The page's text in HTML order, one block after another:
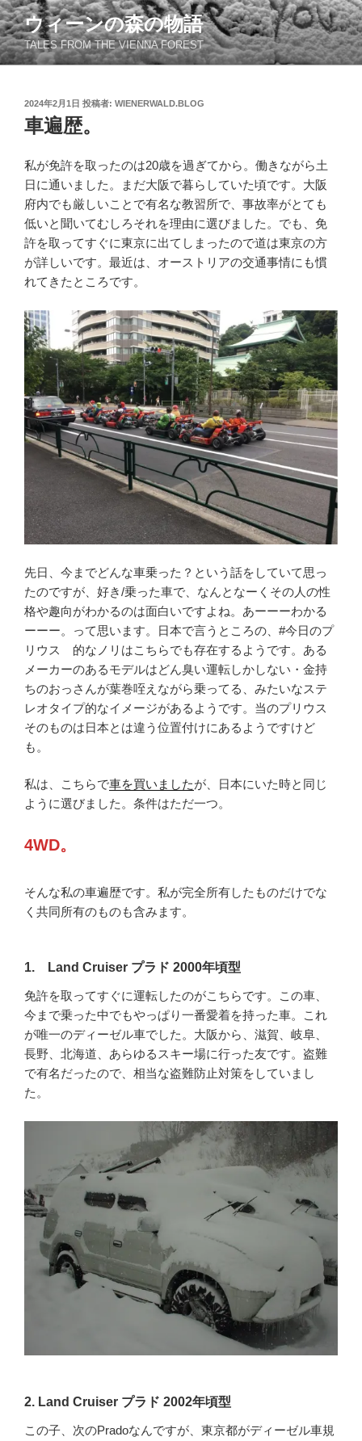
コ
ン
テ
ン
ウィーンの森の物語
TALES FROM THE VIENNA FOREST
投
稿
日:
2024年2月1日 投稿者: WIENERWALD.BLOG
車遍歴。
私が免許を取ったのは20歳を過ぎてから。働きながら土
日に通いました。まだ大阪で暮らしていた頃です。大阪
府内でも厳しいことで有名な教習所で、事故率がとても
低いと聞いてむしろそれを理由に選びました。でも、免
許を取ってすぐに東京に出てしまったので道は東京の方
が詳しいです。最近は、オーストリアの交通事情にも慣
れてきたところです。
先日、今までどんな車乗った？という話をしていて思っ
たのですが、好き/乗った車で、なんとなーくその人の性
格や趣向がわかるのは面白いですよね。あーーーわかる
ーーー。って思います。日本で言うところの、#今日のプ
リウス 的なノリはこちらでも存在するようです。ある
メーカーのあるモデルはどん臭い運転しかしない・金持
ちのおっさんが葉巻咥えながら乗ってる、みたいなステ
レオタイプ的なイメージがあるようです。当のプリウス
そのものは日本とは違う位置付けにあるようですけど
も。
私は、こちらで車を買いましたが、日本にいた時と同じ
ように選びました。条件はただ一つ。
4WD。
そんな私の車遍歴です。私が完全所有したものだけでな
く共同所有のものも含みます。
1. Land Cruiser プラド 2000年頃型
免許を取ってすぐに運転したのがこちらです。この車、
今まで乗った中でもやっぱり一番愛着を持った車。これ
が唯一のディーゼル車でした。大阪から、滋賀、岐阜、
長野、北海道、あらゆるスキー場に行った友です。盗難
で有名だったので、相当な盗難防止対策をしていまし
た。
2. Land Cruiser プラド 2002年頃型
この子、次のPradoなんですが、東京都がディーゼル車規